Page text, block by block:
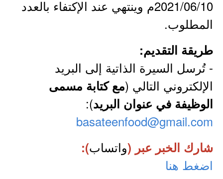
2021/06/10م وينتهي عند الإكتفاء بالعدد
المطلوب.
طريقة التقديم:
- تُرسل السيرة الذاتية إلى البريد
الإلكتروني التالي (مع كتابة مسمى
الوظيفة في عنوان البريد):
basateenfood@gmail.com
شارك الخبر عبر (واتساب):
اضغط هنا